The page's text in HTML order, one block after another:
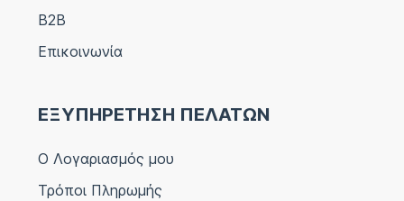
B2B
Επικοινωνία
ΕΞΥΠΗΡΕΤΗΣΗ ΠΕΛΑΤΩΝ
Ο Λογαριασμός μου
Τρόποι Πληρωμής